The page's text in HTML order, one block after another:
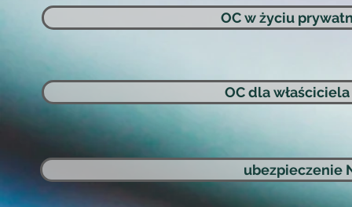
OC w życiu
OC dla
ubezpieczenie